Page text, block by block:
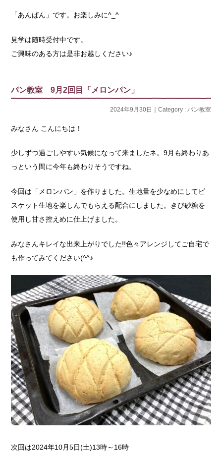
「あんぱん」です。お楽しみに^_^
見学は随時受付中です。
ご興味のある方は是非お越しください♪
パン教室 9月2回目「メロンパン」
2024年9月30日｜Category : パン教室
みなさん こんにちは！
少しずつ過ごしやすい気候になって来ましたネ。9月も終わりあ
っという間に今年も終わりそうですね。
今回は「メロンパン」を作りました。生地量を少なめにしてビ
スケット生地を楽しんでもらえる配合にしました。きび砂糖を
使用し甘さ控えめに仕上げました。
みなさんキレイな出来上がりでした!!色々アレンジしてご自宅で
も作ってみてください(^^♪
次回は2024年10月5日(土)13時～16時